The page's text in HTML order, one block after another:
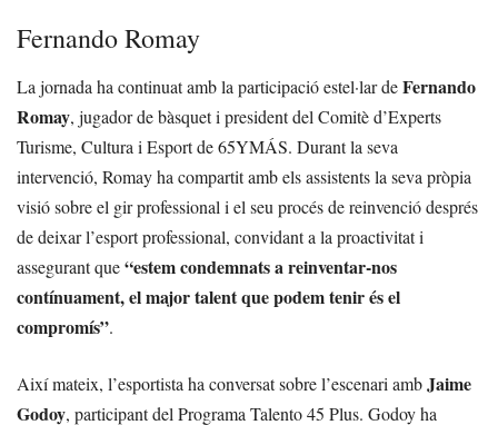
Fernando Romay
La jornada ha continuat amb la participació estel·lar deFernando
Romay, jugador de bàsquet i president del Comitè d’Experts
Turisme, Cultura i Esport de 65YMÁS. Durant la seva
intervenció, Romay ha compartit amb els assistents la seva pròpia
visió sobre el gir professional i el seu procés de reinvenció després
de deixar l’esport professional, convidant a la proactivitat i
assegurant que“estem condemnats a reinventar-nos
contínuament, el major talent que podem tenir és el
compromís”.
Així mateix, l’esportista ha conversat sobre l’escenari ambJaime
Godoy, participant del Programa Talento 45 Plus. Godoy ha